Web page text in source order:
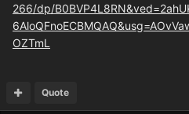
266/dp/
OZTmL
Quote